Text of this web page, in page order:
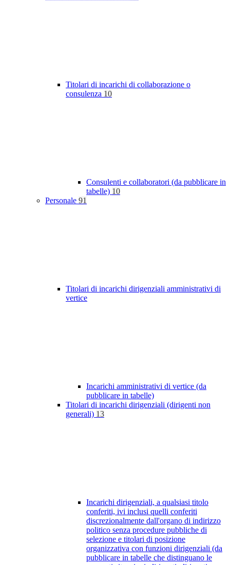
Titolari di incarichi di collaborazione o
consulenza 10
Consulenti e collaboratori (da pubblicare in
tabelle) 10
Personale 91
Titolari di incarichi dirigenziali amministrativi di
vertice
Incarichi amministrativi di vertice (da
pubblicare in tabelle)
Titolari di incarichi dirigenziali (dirigenti non
generali) 13
Incarichi dirigenziali, a qualsiasi titolo
conferiti, ivi inclusi quelli conferiti
discrezionalmente dall'organo di indirizzo
politico senza procedure pubbliche di
selezione e titolari di posizione
organizzativa con funzioni dirigenziali (da
pubblicare in tabelle che distinguano le